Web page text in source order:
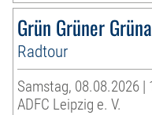
Grün Grüner
Radtour
Samstag, 08.08.2026 |
ADFC Leipzig e. V.